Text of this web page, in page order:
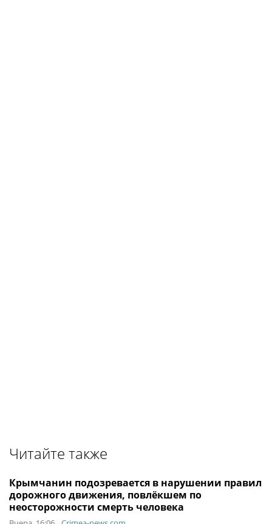
Читайте также
Крымчанин подозревается в нарушении правил
дорожного движения, повлёкшем по
неосторожности смерть человека